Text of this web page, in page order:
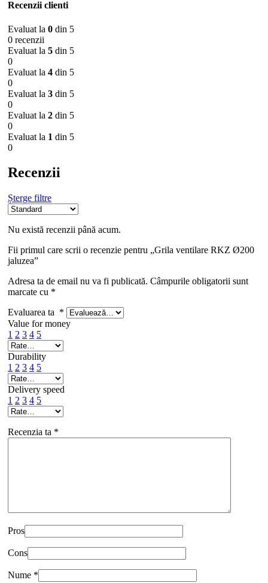
Recenzii clienti
Evaluat la 0 din 5
0 recenzii
Evaluat la 5 din 5
0
Evaluat la 4 din 5
0
Evaluat la 3 din 5
0
Evaluat la 2 din 5
0
Evaluat la 1 din 5
0
Recenzii
Șterge filtre
Nu există recenzii până acum.
Fii primul care scrii o recenzie pentru „Grila ventilare RKZ Ø200
jaluzea”
Adresa ta de email nu va fi publicată. Câmpurile obligatorii sunt
marcate cu *
Evaluarea ta *
Value for money
1 2 3 4 5
Durability
1 2 3 4 5
Delivery speed
1 2 3 4 5
Recenzia ta *
Pros
Cons
Nume *